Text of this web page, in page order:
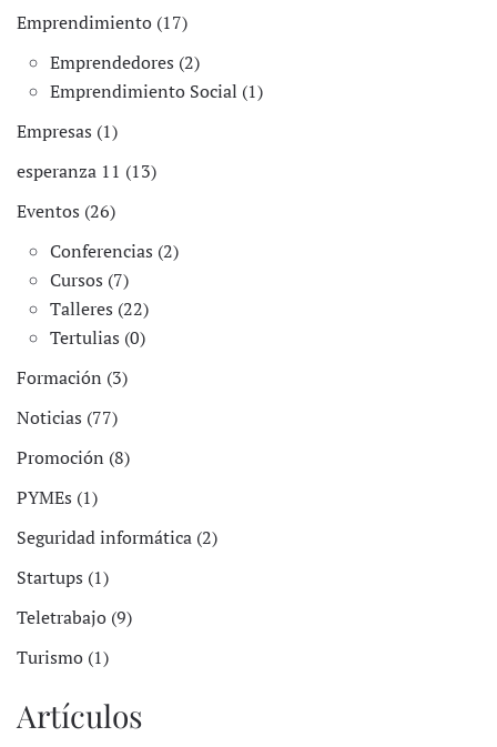
Emprendimiento (17)
Emprendedores (2)
Emprendimiento Social (1)
Empresas (1)
esperanza 11 (13)
Eventos (26)
Conferencias (2)
Cursos (7)
Talleres (22)
Tertulias (0)
Formación (3)
Noticias (77)
Promoción (8)
PYMEs (1)
Seguridad informática (2)
Startups (1)
Teletrabajo (9)
Turismo (1)
Artículos